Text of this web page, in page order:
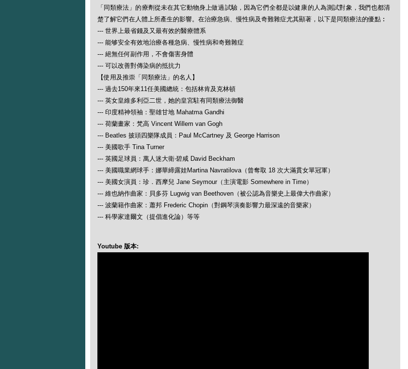
「同類療法」的療劑從未在其它動物身上做過試驗，因為它們全都是以健康的人為測試對象，我們也都清
楚了解它們在人體上所產生的影響。在治療急病、慢性病及奇難雜症尤其顯著，以下是同類療法的優點︰
--- 世界上最省錢及又最有效的醫療體系
--- 能够安全有效地治療各種急病、慢性病和奇難雜症
--- 絕無任何副作用，不會傷害身體
--- 可以改善對傳染病的抵抗力
【使用及推崇「同類療法」的名人】
--- 過去150年來11任美國總統：包括林肯及克林頓
--- 英女皇維多利亞二世，她的皇宮駐有同類療法御醫
--- 印度精神領袖：聖雄甘地 Mahatma Gandhi
--- 荷蘭畫家：梵高 Vincent Willem van Gogh
--- Beatles 披頭四樂隊成員：Paul McCartney 及 George Harrison
--- 美國歌手 Tina Turner
--- 英國足球員：萬人迷大衛‧碧咸 David Beckham
--- 美國職業網球手：娜華締露娃Martina Navratilova（曾奪取 18 次大滿貫女單冠軍）
--- 美國女演員：珍．西摩兒 Jane Seymour（主演電影 Somewhere in Time）
--- 維也納作曲家：貝多芬 Lugwig van Beethoven（被公認為音樂史上最偉大作曲家）
--- 波蘭籍作曲家：蕭邦 Frederic Chopin（對鋼琴演奏影響力最深遠的音樂家）
--- 科學家達爾文（提倡進化論）等等
Youtube 版本: